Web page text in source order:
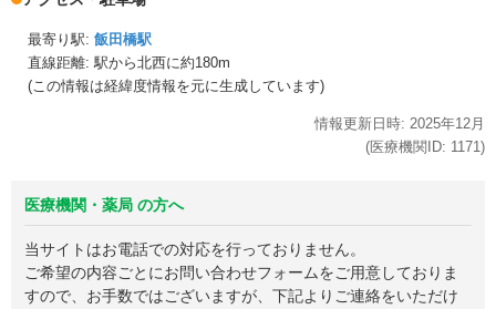
最寄り駅: 飯田橋駅
直線距離: 駅から北西に約180m
(この情報は経緯度情報を元に生成しています)
情報更新日時: 2025年12月
(医療機関ID: 1171)
医療機関・薬局 の方へ
当サイトはお電話での対応を行っておりません。
ご希望の内容ごとにお問い合わせフォームをご用意しておりま
すので、お手数ではございますが、下記よりご連絡をいただけ